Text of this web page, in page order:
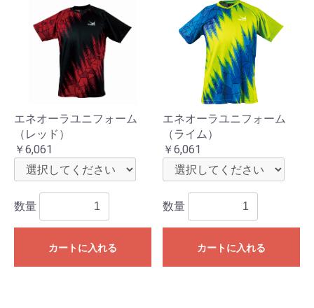
エネオーラユニフォーム
（レッド）
￥6,061
数量
カートに入れる
エネオーラユニフォーム
（ライム）
￥6,061
数量
カートに入れる